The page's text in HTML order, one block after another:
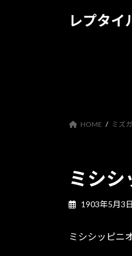
レプタ
HOME ミズ
ミシ
1903年5月3日
ミシシッピニ